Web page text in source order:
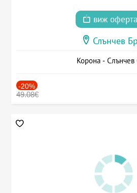
виж
Слънчев
Корона - Слънчев
-20%
49.08€